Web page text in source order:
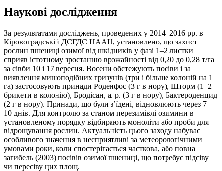
Наукові дослідження
За результатами досліджень, проведених у 2014–2016 рр. в
Кіровоградській ДСГДС НААН, установлено, що захист
рослин пшениці озимої від шкідників у фазі 1–2 листки
сприяв істотному зростанню врожайності від 0,20 до 0,28 т/га
за сівби 10 і 17 вересня. Восени обстежують посіви і за
виявлення мишоподібних гризунів (три і більше колоній на 1
га) застосовують принади Роденфос (3 г в нору), Шторм (1–2
брикети в колонію), Бродісан, а. р. (3 г в нору), Бактероденцид
(2 г в нору). Принади, що були з’їдені, відновлюють через 7–
10 днів. Для контролю за станом перезимівлі озимини в
установленому порядку відбирають моноліти або проби для
відрощування рослин. Актуальність цього заходу набуває
особливого значення в несприятливі за метеорологічними
умовами роки, коли спостерігається часткова, або повна
загибель (2003) посівів озимої пшениці, що потребує підсіву
чи пересіву цих площ.